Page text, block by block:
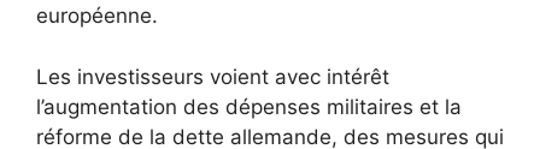
européenne.
Les investisseurs voient avec intérêt
l’augmentation des dépenses militaires et la
réforme de la dette allemande, des mesures qui